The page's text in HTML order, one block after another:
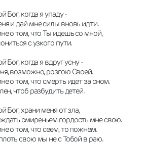
Бог, когда я упаду -
и дай мне силы вновь идти.
о том, что Ты идешь со мной,
с узкого пути.
Бог, когда я вдруг усну -
возможно, розгою Своей.
о том, что смерть идет за сном.
чтоб разбудить детей.
Бог, храни меня от зла,
смиреньем гордость мне свою.
о том, что сеем, то пожнём.
свою мы не с Тобой в раю.